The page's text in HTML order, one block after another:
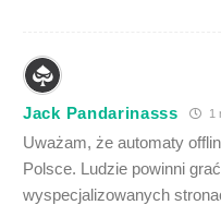
Jack Pandarinasss 1
Uważam, że automaty
Polsce. Ludzie powinni
wyspecjalizowanych